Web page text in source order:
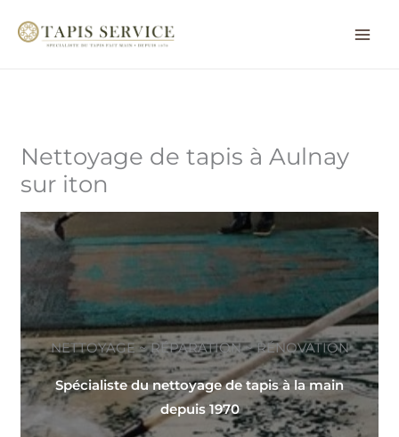
Nettoyage de tapis à Aulnay
sur iton
NETTOYAGE ~ RÉPARATION ~ RÉNOVATION
Spécialiste du nettoyage de tapis à la main
depuis 1970